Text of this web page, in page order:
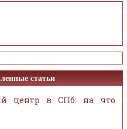
статьи
центр в СПб: на что